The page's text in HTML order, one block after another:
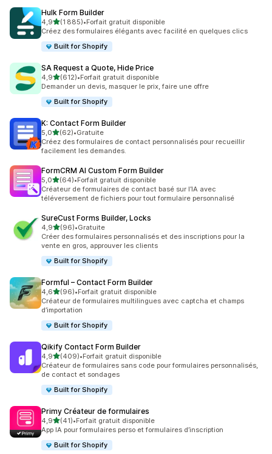
Hulk Form Builder
4,9étoile(s) sur 5
(1 885)
1885 avis au total
•Forfait gratuit disponible
Créez des formulaires élégants avec facilité en quelques clics
Built for Shopify
SA Request a Quote, Hide Price
4,9étoile(s) sur 5
(612)
612 avis au total
•Forfait gratuit disponible
Demander un devis, masquer le prix, faire une offre
Built for Shopify
K: Contact Form Builder
5,0étoile(s) sur 5
(62)
62 avis au total
•Gratuite
Créez des formulaires de contact personnalisés pour recueillir
facilement les demandes.
FormCRM AI Custom Form Builder
5,0étoile(s) sur 5
(64)
64 avis au total
•Forfait gratuit disponible
Créateur de formulaires de contact basé sur l’IA avec
téléversement de fichiers pour tout formulaire personnalisé
SureCust Forms Builder, Locks
4,9étoile(s) sur 5
(96)
96 avis au total
•Gratuite
Créer des formulaires personnalisés et des inscriptions pour la
vente en gros, approuver les clients
Built for Shopify
Formful – Contact Form Builder
4,6étoile(s) sur 5
(96)
96 avis au total
•Forfait gratuit disponible
Créateur de formulaires multilingues avec captcha et champs
d’importation
Built for Shopify
Qikify Contact Form Builder
4,9étoile(s) sur 5
(409)
409 avis au total
•Forfait gratuit disponible
Créateur de formulaires sans code pour formulaires personnalisés,
de contact et sondages
Built for Shopify
Primy Créateur de formulaires
4,9étoile(s) sur 5
(41)
41 avis au total
•Forfait gratuit disponible
App IA pour formulaires perso et formulaires d’inscription
Built for Shopify